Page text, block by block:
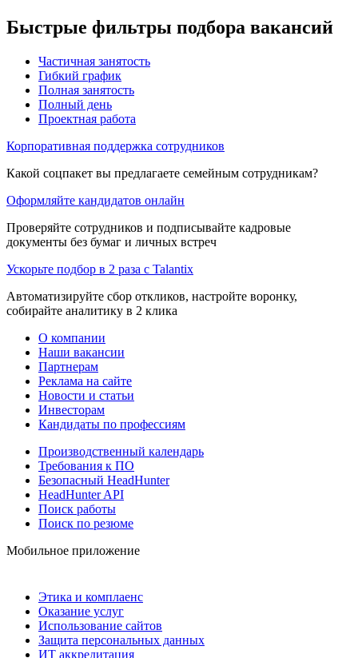
Быстрые фильтры подбора вакансий
Частичная занятость
Гибкий график
Полная занятость
Полный день
Проектная работа
Корпоративная поддержка сотрудников
Какой соцпакет вы предлагаете семейным сотрудникам?
Оформляйте кандидатов онлайн
Проверяйте сотрудников и подписывайте кадровые
документы без бумаг и личных встреч
Ускорьте подбор в 2 раза с Talantix
Автоматизируйте сбор откликов, настройте воронку,
собирайте аналитику в 2 клика
О компании
Наши вакансии
Партнерам
Реклама на сайте
Новости и статьи
Инвесторам
Кандидаты по профессиям
Производственный календарь
Требования к ПО
Безопасный HeadHunter
HeadHunter API
Поиск работы
Поиск по резюме
Мобильное приложение
Этика и комплаенс
Оказание услуг
Использование сайтов
Защита персональных данных
ИТ аккредитация